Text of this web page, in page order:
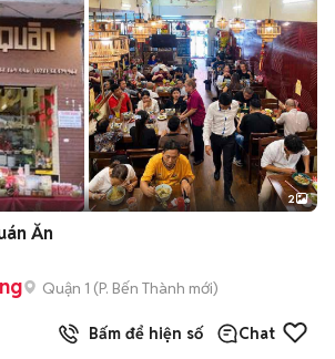
2
Ăn
Quận 1 (P. Bến Thành mới)
Bấm để hiện số Chat